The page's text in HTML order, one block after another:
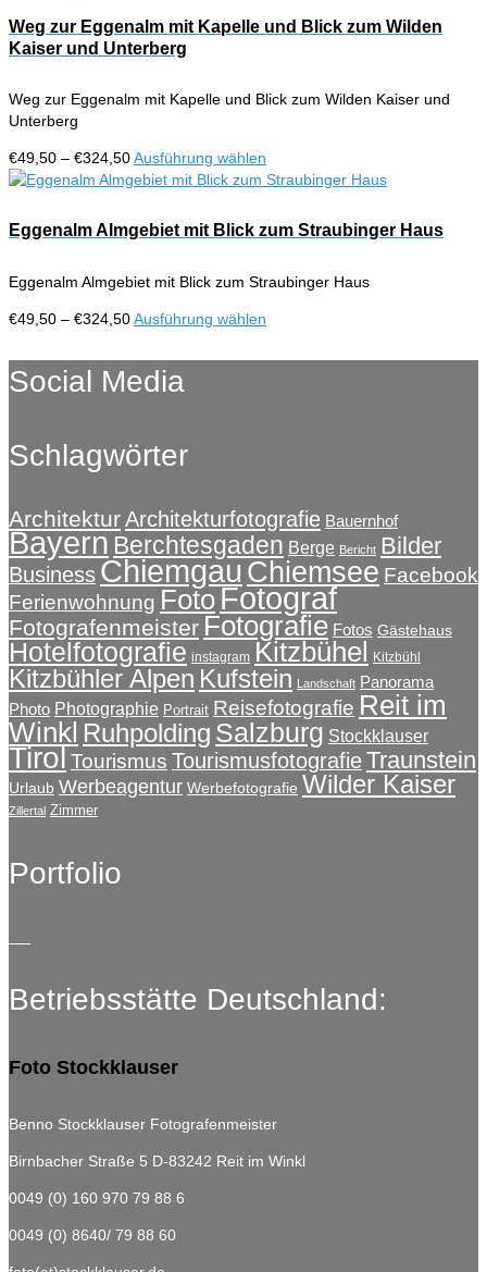
gewählt
Varianten
auf.
können
Produktseite
gewählt
Weg zur Eggenalm mit Kapelle und Blick zum Wilden
Kaiser und Unterberg
Weg zur Eggenalm mit Kapelle und Blick zum Wilden Kaiser und
Unterberg
€49,50 – €324,50Preisspanne:
€49,50
€324,50
Ausführung wählen
Produkt
mehrere
Varianten
Die
können
Eggenalm Almgebiet mit Blick zum Straubinger Haus
Eggenalm Almgebiet mit Blick zum Straubinger Haus
€49,50 – €324,50Preisspanne:
bis
€324,50
Ausführung wählen
weist
auf
der
Produktseite
gewählt
werden
Social Media
Schlagwörter
ArchitekturArchitekturfotografie Bauernhof
Bayern Berchtesgaden Berge Bericht Bilder
BusinessChiemgauChiemsee Facebook
Ferienwohnung FotoFotograf
Fotografenmeister Fotografie Fotos Gästehaus
Hotelfotografie instagram Kitzbühel Kitzbühl
Kitzbühler Alpen Kufstein Landschaft Panorama
Photo Photographie Portrait Reisefotografie Reit im
Winkl Ruhpolding Salzburg Stockklauser
TirolTourismus TourismusfotografieTraunstein
Urlaub Werbeagentur Werbefotografie Wilder Kaiser
Zillertal Zimmer
Portfolio
Betriebsstätte Deutschland:
Foto Stockklauser
Benno Stockklauser Fotografenmeister
Birnbacher Straße 5 D-83242 Reit im Winkl
0049 (0) 160 970 79 88 6
0049 (0) 8640/ 79 88 60